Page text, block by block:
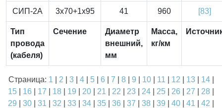
СИП-2А 3x70+1x95 41 960 [83]
Тип
провода
(кабеля)
Сечение
Диаметр
внешний,
мм
Масса,
кг/км
Страница: 1 2 3| 4| 5| 6 7 8| 9 10| 11 12 13| 14|
15
16 17 18 19 20 21 22 23 24 25 26 27 28
29
30 31 32 33 34 35 36 37 38 39 40 41 42